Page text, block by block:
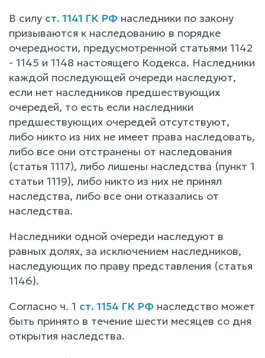
В силу ст. 1141 ГК РФ наследники по закону
призываются к наследованию в порядке
очередности, предусмотренной статьями 1142
- 1145 и 1148 настоящего Кодекса. Наследники
каждой последующей очереди наследуют,
если нет наследников предшествующих
очередей, то есть если наследники
предшествующих очередей отсутствуют,
либо никто из них не имеет права наследовать,
либо все они отстранены от наследования
(статья 1117), либо лишены наследства (пункт 1
статьи 1119), либо никто из них не принял
наследства, либо все они отказались от
наследства.
Наследники одной очереди наследуют в
равных долях, за исключением наследников,
наследующих по праву представления (статья
1146).
Согласно ч. 1 ст. 1154 ГК РФ наследство может
быть принято в течение шести месяцев со дня
открытия наследства.